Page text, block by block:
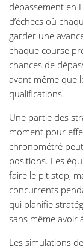
dépassement en
d’échecs où
garder une
chaque course
chances de
avant même que
qualifications.
Une partie des
moment pour
chronométré
positions. Les
faire le pit stop,
concurrents
qui planifie
sans même avoir
Les simulations